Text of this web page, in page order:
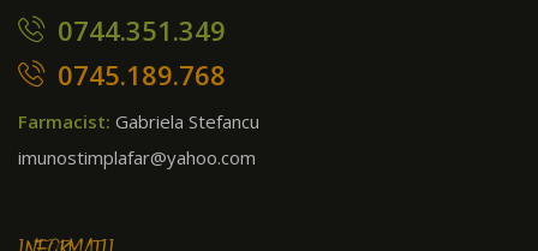
0744.351.349
0745.189.768
Farmacist: Gabriela Stefancu
imunostimplafar@yahoo.com